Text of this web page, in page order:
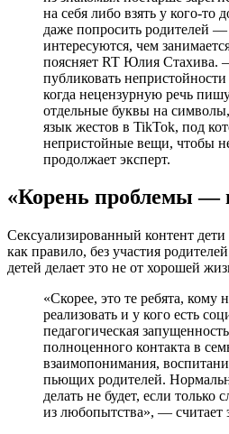
на себя либо взять у кого-то
даже попросить родителей —
интересуются, чем
поясняет RT Юлия Стахива.
публиковать
когда нецензурную речь
отдельные буквы на
язык жестов в TikTok, под
непристойные вещи, чтобы
продолжает эксперт.
«Корень проблемы —
Сексуализированный контент
как правило, без участия
детей делает это не от хорошей
«Скорее, это те ребята, кому
реализовать и у кого есть
педагогическая
полноценного контакта в
взаимопонимания,
пьющих родителей.
делать не будет, если только
из любопытства», — считает